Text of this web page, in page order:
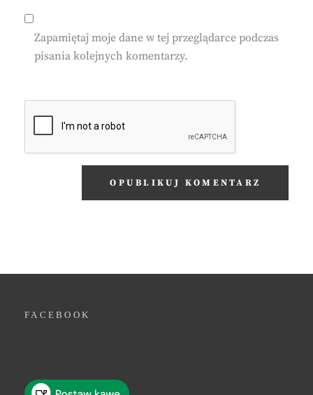
Zapamiętaj moje dane w tej przeglądarce podczas
pisania kolejnych komentarzy.
FACEBOOK